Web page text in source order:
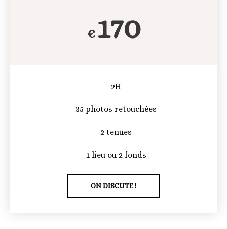
€ 170
2H
35 photos retouchées
2 tenues
1 lieu ou 2 fonds
ON DISCUTE !